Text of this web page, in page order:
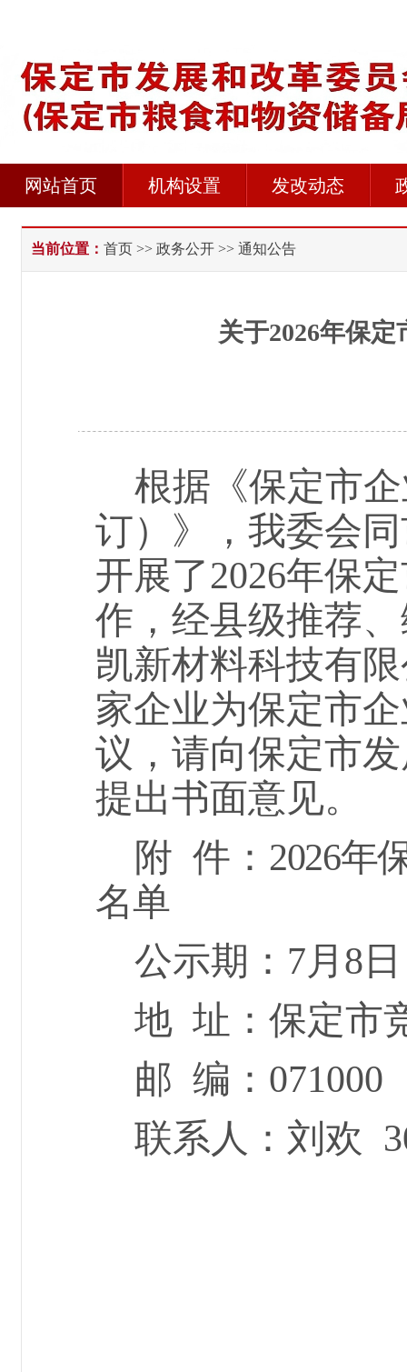
网站首页 机构设置 发改动态
当前位置： 首页 >> 政务公开 >> 通知公告
关于2026年保
根据《保定市
订） 》，我委会
开展了2026年保
作，经县级推荐、
凯新材料科技有
家企业为保定市
议，请向保定市
提出书面意见。
附 件： 2026年
名单
公示期： 7月 8
地 址：保定市
邮 编： 071000
联系人： 刘 欢